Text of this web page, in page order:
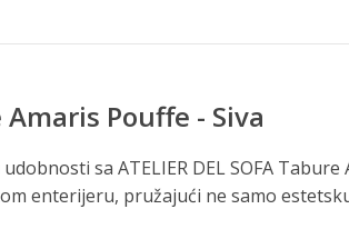
Amaris Pouffe - Siva
sa ATELIER DEL SOFA Tabure
enterijeru, pružajući ne samo